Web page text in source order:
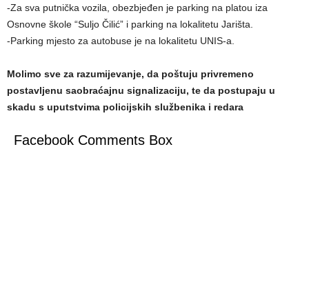
-Za sva putnička vozila, obezbjeđen je parking na platou iza
Osnovne škole “Suljo Čilić” i parking na lokalitetu Jarišta.
-Parking mjesto za autobuse je na lokalitetu UNIS-a.
Molimo sve za razumijevanje, da poštuju privremeno
postavljenu saobraćajnu signalizaciju, te da postupaju u
skadu s uputstvima policijskih službenika i redara
Facebook Comments Box